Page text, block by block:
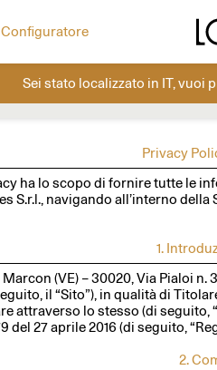
Sei stato localizzato in IT, vuoi
Configuratore
Privacy
Privacy
ha lo scopo di fornire tutte le
S.r.l., navigando all’interno
1.
(VE) – 30020, Via Pialoi
il “Sito”), in qualità di
attraverso lo stesso (di seguito,
del 27 aprile 2016 (di seguito,
2.